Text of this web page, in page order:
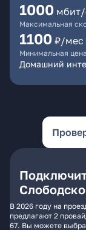
1000
Максимальная
1100 ₽/мес
Минимальная цена
Домашний
В 2026 году на
предлагают 2
67. Вы можете